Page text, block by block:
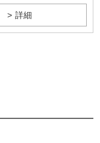
> 詳細